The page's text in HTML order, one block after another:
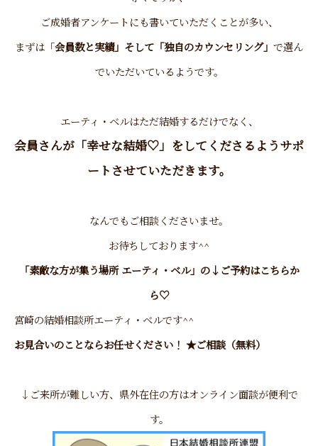
ご成婚者アンケートにも書いていただくことが多い、
まずは「会員数と実績」そして「独自のカウンセリング」 で選ん
でいただいているようです。
エーティ・ベルはただ結婚するだけでなく、
会員さんが 「幸せな結婚♡」 をしてくださるようサポ
ートさせていただきます。
なんでもご相談くださいませ。
お待ちしております^^
「素敵な方が集う場所 エーティ・ベル」の↓ご予約はこちらか
ら♡
宮崎の結婚相談所エーティ・ベルです^^
お見合いのことならお任せください！ ★ご相談（無料）
↓ご来所が難しい方、県外在住の方はオンライン面談が便利で
す。